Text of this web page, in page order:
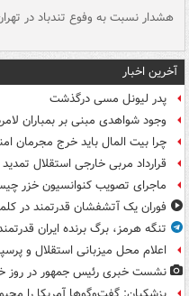
هشدار نسبت به وفوع تندباد در
آخرین اخبار
پدر لیونل مسی درگذشت
وجود شواهدی مبنی بر بمباران
چرا بیت المال باید خرج مجرمان
قرارداد مربی خارجی استقلال
ماجرای تصویب کنوانسیون خزر
فوران یک آتشفشان قدرتمند در
تنگه هرمز، برگ برنده ایران
اعلام محل میزبانی استقلال و
نشست خبری رئیس جمهور در روز